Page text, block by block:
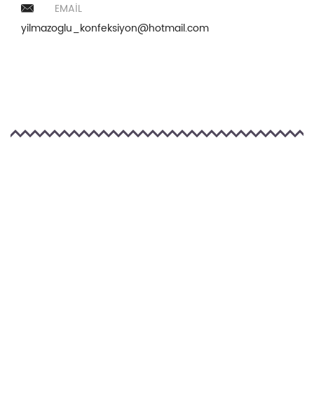
EMAIL
yilmazoglu_konfeksiyon@hotmail.com